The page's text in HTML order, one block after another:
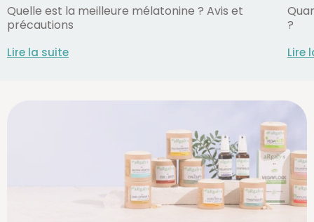
Quelle est la meilleure mélatonine ? Avis et
précautions
Lire la suite
?
Lire